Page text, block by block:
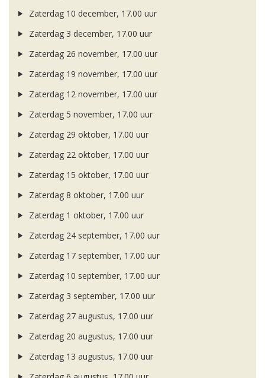
Zaterdag 10 december, 17.00 uur
Zaterdag 3 december, 17.00 uur
Zaterdag 26 november, 17.00 uur
Zaterdag 19 november, 17.00 uur
Zaterdag 12 november, 17.00 uur
Zaterdag 5 november, 17.00 uur
Zaterdag 29 oktober, 17.00 uur
Zaterdag 22 oktober, 17.00 uur
Zaterdag 15 oktober, 17.00 uur
Zaterdag 8 oktober, 17.00 uur
Zaterdag 1 oktober, 17.00 uur
Zaterdag 24 september, 17.00 uur
Zaterdag 17 september, 17.00 uur
Zaterdag 10 september, 17.00 uur
Zaterdag 3 september, 17.00 uur
Zaterdag 27 augustus, 17.00 uur
Zaterdag 20 augustus, 17.00 uur
Zaterdag 13 augustus, 17.00 uur